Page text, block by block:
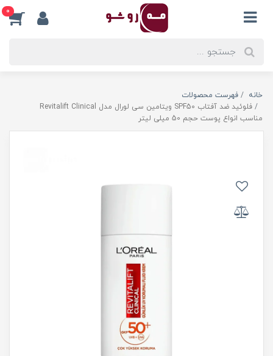
0
خانه
فهرست محصولات
فلوئید ضد آفتاب SPF50 ویتامین سی لورال مدل Revitalift Clinical
مناسب انواع پوست حجم 50 میلی لیتر